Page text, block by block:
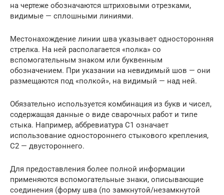
на чертеже обозначаются штриховыми отрезками,
видимые — сплошными линиями.
Местонахождение линии шва указывает односторонняя
стрелка. На ней располагается «полка» со
вспомогательным знаком или буквенным
обозначением. При указании на невидимый шов — они
размещаются под «полкой», на видимый — над ней.
Обязательно используется комбинация из букв и чисел,
содержащая данные о виде сварочных работ и типе
стыка. Например, аббревиатура С1 означает
использование одностороннего стыкового крепления,
С2 — двустороннего.
Для предоставления более полной информации
применяются вспомогательные знаки, описывающие
соединения (форму шва (по замкнутой/незамкнутой